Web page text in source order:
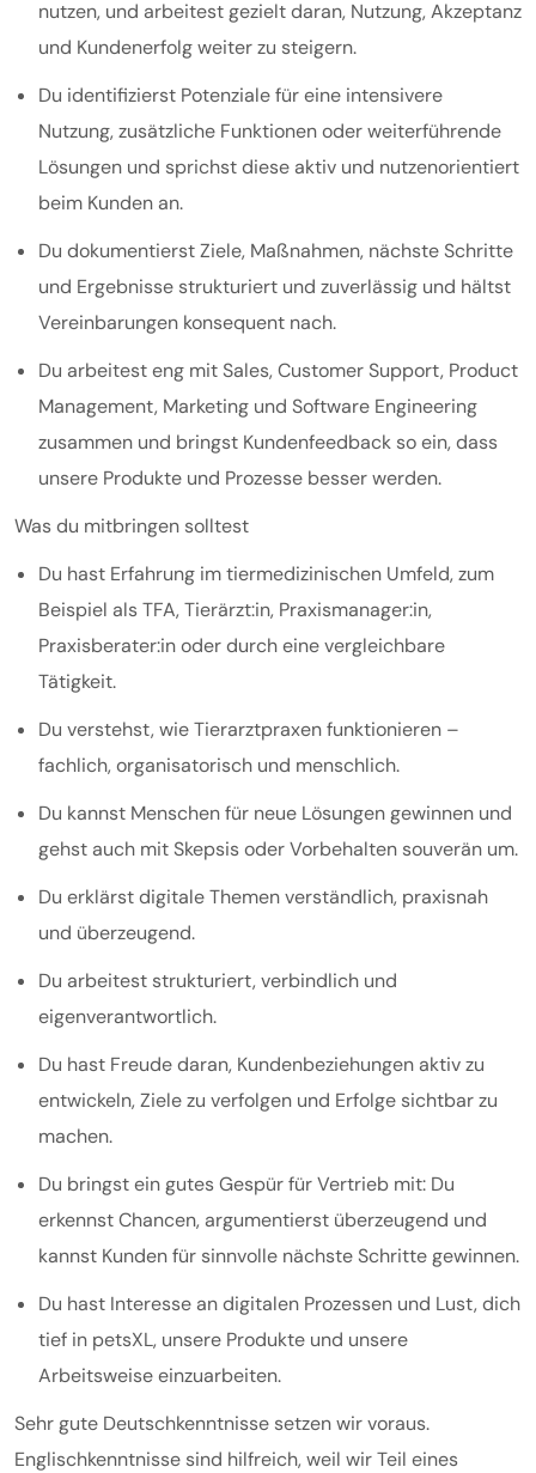
nutzen, und arbeitest gezielt daran, Nutzung, Akzeptanz
und Kundenerfolg weiter zu steigern.
Du identifizierst Potenziale für eine intensivere
Nutzung, zusätzliche Funktionen oder weiterführende
Lösungen und sprichst diese aktiv und nutzenorientiert
beim Kunden an.
Du dokumentierst Ziele, Maßnahmen, nächste Schritte
und Ergebnisse strukturiert und zuverlässig und hältst
Vereinbarungen konsequent nach.
Du arbeitest eng mit Sales, Customer Support, Product
Management, Marketing und Software Engineering
zusammen und bringst Kundenfeedback so ein, dass
unsere Produkte und Prozesse besser werden.
Was du mitbringen solltest
Du hast Erfahrung im tiermedizinischen Umfeld, zum
Beispiel als TFA, Tierärzt:in, Praxismanager:in,
Praxisberater:in oder durch eine vergleichbare
Tätigkeit.
Du verstehst, wie Tierarztpraxen funktionieren –
fachlich, organisatorisch und menschlich.
Du kannst Menschen für neue Lösungen gewinnen und
gehst auch mit Skepsis oder Vorbehalten souverän um.
Du erklärst digitale Themen verständlich, praxisnah
und überzeugend.
Du arbeitest strukturiert, verbindlich und
eigenverantwortlich.
Du hast Freude daran, Kundenbeziehungen aktiv zu
entwickeln, Ziele zu verfolgen und Erfolge sichtbar zu
machen.
Du bringst ein gutes Gespür für Vertrieb mit: Du
erkennst Chancen, argumentierst überzeugend und
kannst Kunden für sinnvolle nächste Schritte gewinnen.
Du hast Interesse an digitalen Prozessen und Lust, dich
tief in petsXL, unsere Produkte und unsere
Arbeitsweise einzuarbeiten.
Sehr gute Deutschkenntnisse setzen wir voraus.
Englischkenntnisse sind hilfreich, weil wir Teil eines